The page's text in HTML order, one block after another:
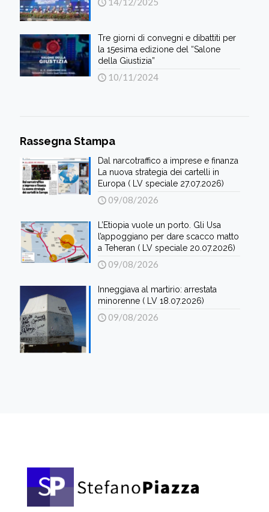
Tre giorni di convegni e dibattiti per
la 15esima edizione del “Salone
della Giustizia”
10/11/2024
Rassegna Stampa
Dal narcotraffico a imprese e finanza
La nuova strategia dei cartelli in
Europa ( LV speciale 27.07.2026)
09/08/2026
L’Etiopia vuole un porto. Gli Usa
l’appoggiano per dare scacco matto
a Teheran ( LV speciale 20.07.2026)
09/08/2026
Inneggiava al martirio: arrestata
minorenne ( LV 18.07.2026)
09/08/2026